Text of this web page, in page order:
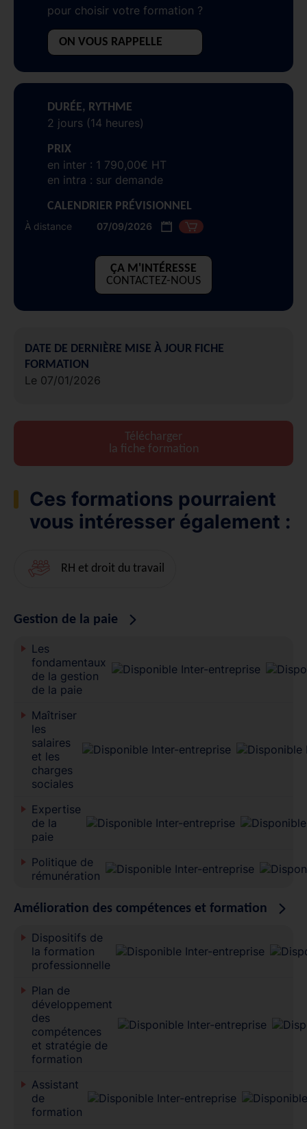
pour choisir votre formation ?
ON VOUS RAPPELLE
DURÉE, RYTHME
2 jours (14 heures)
PRIX
en inter : 1 790,00€ HT
en intra : sur demande
CALENDRIER PRÉVISIONNEL
À distance 07/09/2026
ÇA M'INTÉRESSE
CONTACTEZ-NOUS
DATE DE DERNIÈRE MISE À JOUR FICHE
FORMATION
Le 07/01/2026
Télécharger
la fiche formation
Ces formations pourraient
vous intéresser également :
RH et droit du travail
Gestion de la paie
Les
fondamentaux
de la gestion
de la paie
Maîtriser
les
salaires
et les
charges
sociales
Expertise
de la
paie
Politique de
rémunération
Amélioration des compétences et formation
Dispositifs de
la formation
professionnelle
Plan de
développement
des
compétences
et stratégie de
formation
Assistant
de
formation